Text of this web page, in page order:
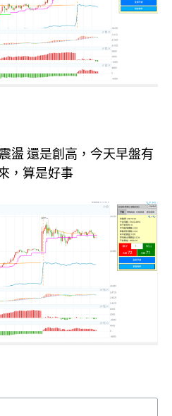
盪 還是創高，今天早盤有
，算是好事